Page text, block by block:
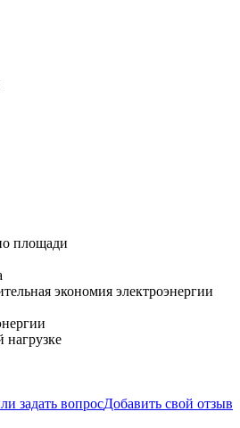
площади
экономия электроэнергии
нагрузке
задать вопросДобавить свой отзыв